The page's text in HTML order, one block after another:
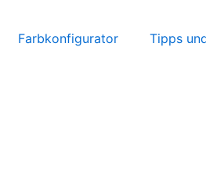
Farbkonfigurator Tipps